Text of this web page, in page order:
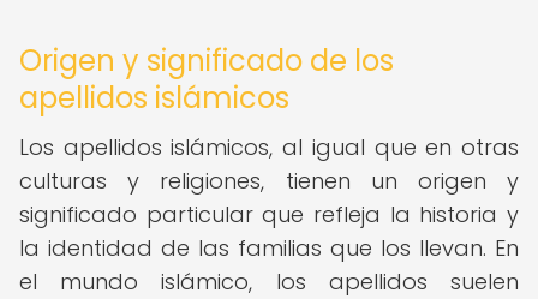
Origen y significado de los
apellidos islámicos
Los apellidos islámicos, al igual que en otras
culturas y religiones, tienen un origen y
significado particular que refleja la historia y
la identidad de las familias que los llevan. En
el mundo islámico, los apellidos suelen